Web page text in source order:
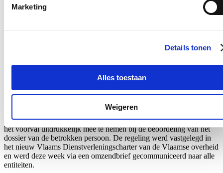
Marketing
Details tonen
Alles toestaan
Weigeren
Aantal meldingen van agressief of ongewenst gedrag
stijgt fors binnen Vlaamse overheid: nieuwe regeling
dat dossiers tijdelijk kan opschorten in geval van
Het aantal meldingen van ongewenst gedrag van derden tegenover
uit nieuwe cijfers van Vlaams minister van Bestuurszaken Hilde
overheidspersoneel wordt geconfronteerd met agressie van burgers,
kan er voortaan onmiddellijk en kordaat op worden gereageerd door
het voorval uitdrukkelijk mee te nemen bij de beoordeling van het
dossier van de betrokken persoon. De regeling werd vastgelegd in
het nieuw Vlaams Dienstverleningscharter van de Vlaamse overheid
en werd deze week via een omzendbrief gecommuniceerd naar alle
entiteiten.